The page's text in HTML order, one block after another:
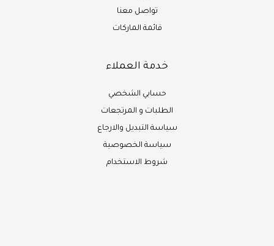
تواصل معنا
قائمة الماركات
خدمة العملاء
حسابي الشخصي
الطلبات و المرتجعات
سياسة التبديل والارجاع
سياسة الخصوصية
شروط الاستخدام